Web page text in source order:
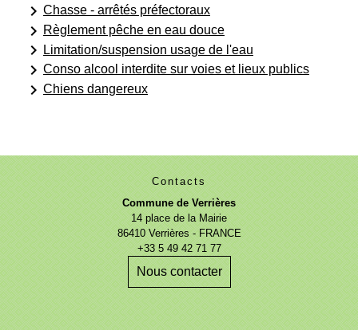
keyboard_arrow_right Chasse - arrêtés préfectoraux
keyboard_arrow_right Règlement pêche en eau douce
keyboard_arrow_right Limitation/suspension usage de l'eau
keyboard_arrow_right Conso alcool interdite sur voies et lieux publics
keyboard_arrow_right Chiens dangereux
Contacts
Commune de Verrières
14 place de la Mairie
86410 Verrières - FRANCE
+33 5 49 42 71 77
Nous contacter